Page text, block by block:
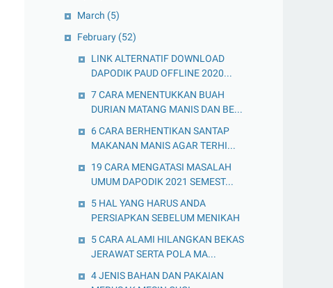
March (5)
February (52)
LINK ALTERNATIF DOWNLOAD
DAPODIK PAUD OFFLINE 2020...
7 CARA MENENTUKKAN BUAH
DURIAN MATANG MANIS DAN BE...
6 CARA BERHENTIKAN SANTAP
MAKANAN MANIS AGAR TERHI...
19 CARA MENGATASI MASALAH
UMUM DAPODIK 2021 SEMEST...
5 HAL YANG HARUS ANDA
PERSIAPKAN SEBELUM MENIKAH
5 CARA ALAMI HILANGKAN BEKAS
JERAWAT SERTA POLA MA...
4 JENIS BAHAN DAN PAKAIAN